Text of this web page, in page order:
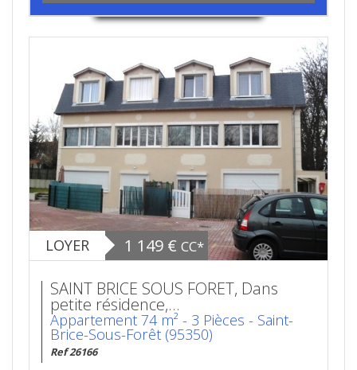
LOYER 1 149 € CC*
SAINT BRICE SOUS FORET, Dans
petite résidence,...
Appartement 74 m² - 3 Pièces - Saint-
Brice-Sous-Forêt (95350)
Ref 26166